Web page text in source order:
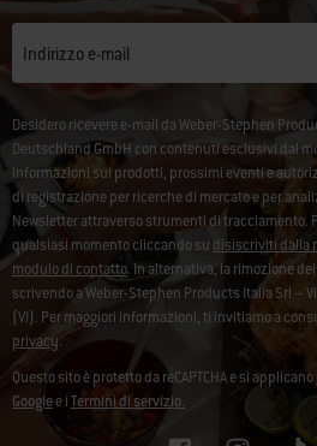
Indirizzo e-mail
Desidero ricevere e-mail da Weber-Stephen
Deutschland GmbH con contenuti esclusivi dal
informazioni sui prodotti, prossimi eventi e
di registrazione per ricerche di mercato e per
Newsletter attraverso strumenti di tracciamento.
qualsiasi momento cliccando su disiscriviti dalla
modulo di contatto. In alternativa, la rimozione
scrivendo a Weber-Stephen Products Italia Srl –
(VI). Per maggiori informazioni, ti invitiamo a
privacy.
Questo sito è protetto da reCAPTCHA e si applicano
Googlee iTermini di servizio.